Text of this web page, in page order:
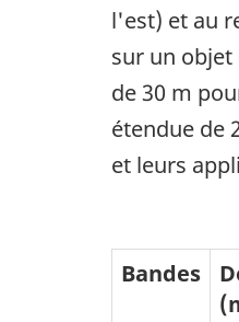
l'est) et au
sur un
de 30 m
étendue de
et leurs
Bandes